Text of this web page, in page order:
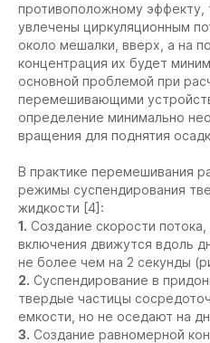
противоположному эффекту,
увлечены циркуляционным
около мешалки, вверх, а на
концентрация их будет
основной проблемой при
перемешивающими
определение минимально
вращения для поднятия
В практике перемешивания
режимы суспендирования
жидкости [4]:
1. Создание скорости
включения движутся вдоль
не более чем на 2 секунды
2. Суспендирование в
твердые частицы
емкости, но не оседают на
3. Создание равномерной